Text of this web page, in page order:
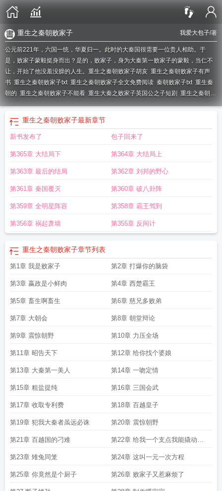
我爱大包子/著
重生之秦朝败家子
公元前221年，六国一统，华夏归一。此时的大秦国很需要一位贵人相助。于
是，败家子蒙毅挺身而出？是的，败家子，身为大秦第一败家子的蒙毅，当仁不
让，开始了他没羞没臊的人生。 重生之秦朝败家子胡亥 重生之秦朝败家子有声
书 重生之秦朝败家子txt 重生之秦朝败家子全文免费阅读 秦朝败家子txt 重生秦
朝的 重生之秦朝败家子不能看 重生大秦之败家子英国公之子短剧 重生之秦朝
的重生之秦朝败家子顶点重生之秦朝重生秦朝低调种田盘点秦朝败家子重生
秦朝败家子txt
重生之秦朝败家子百度百科
之秦朝败家子有声
窗 笔趣阁重生之穿越秦朝当扶苏 秦朝最强败家子重生秦朝败家子
角重生之秦朝败家子TXT 重生之秦朝败家子最新章节重生之大秦败家子免
费重生之大秦败家子重生之秦朝败家子电视一口气看完重生之秦朝败家子蒙
秦朝败家子 我爱大包子
重生秦朝败家子笔趣阁重生秦朝败家子免费阅读
大秦之败家子重生秦朝十大必看 穿越之秦朝败家子
重生之秦朝败家子最新章节
新书发布了 包子回来了
第365章 大结局下 第364章 大结局上
第363章 最后的结局 第362章 刘邦的野心
第361章 秦国覆灭 第360章 破八卦阵
第359章 全明星阵容 第358章 霸王驾到
第356章 祸起萧墙 第355章 反间计
重生之秦朝败家子章节列表
第1章 我是败家子 第2章 打爆你的脑袋
第3章 嬴政是小鲜肉 第4章 西楚霸王
第5章 畜生啊畜生 第6章 慈兄多败弟
第7章 大朝会 第8章 朝堂辩论
第9章 震惊朝野 第10章 力压全场
第11章 昭告天下 第12章 给你找个婆娘
第13章 大秦第一美人 第14章 一吻定情
第15章 粗盐提纯 第16章 三国会武
第17章 收取专利费 第18章 百越皇子
第19章 犯我大秦者虽远必诛 第20章 震惊朝野
第21章 百越国的刁难 第22章 给我一个支点我能撬动整
个地球
第23章 雉兔同笼 第24章 这叫一元一次方程
第25章 你竟然是个厨子 第26章 败家子又惹麻烦了